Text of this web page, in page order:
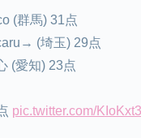
(群馬) 31点
(埼玉) 29点
(愛知) 23点
pic.twitter.com/